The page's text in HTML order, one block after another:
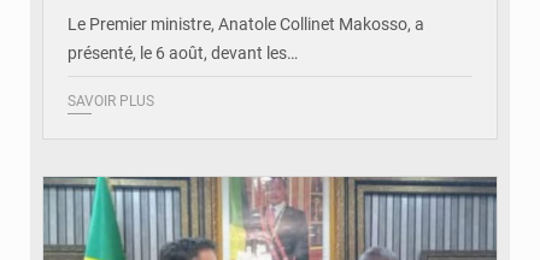
Le Premier ministre, Anatole Collinet Makosso, a
présenté, le 6 août, devant les…
SAVOIR PLUS